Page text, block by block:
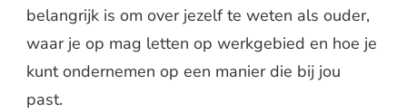
belangrijk is om over jezelf te weten als ouder,
waar je op mag letten op werkgebied en hoe je
kunt ondernemen op een manier die bij jou
past.